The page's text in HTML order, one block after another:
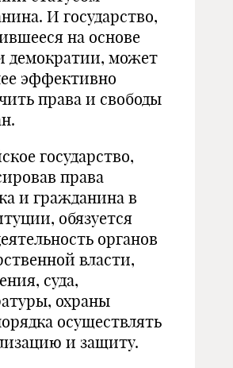
И государство,
на основе
демократии, может
эффективно
права и свободы
государство,
права
и гражданина в
обязуется
органов
власти,
суда,
охраны
осуществлять
и защиту.